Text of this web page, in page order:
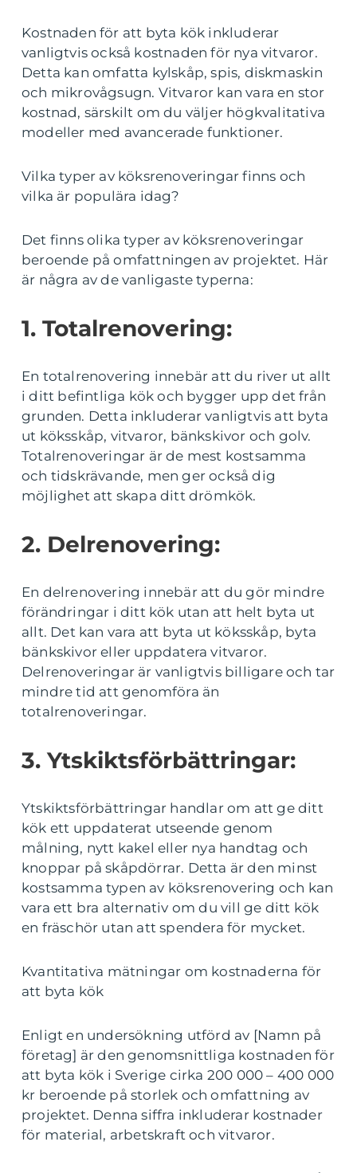
Kostnaden för att byta kök inkluderar
vanligtvis också kostnaden för nya vitvaror.
Detta kan omfatta kylskåp, spis, diskmaskin
och mikrovågsugn. Vitvaror kan vara en stor
kostnad, särskilt om du väljer högkvalitativa
modeller med avancerade funktioner.
Vilka typer av köksrenoveringar finns och
vilka är populära idag?
Det finns olika typer av köksrenoveringar
beroende på omfattningen av projektet. Här
är några av de vanligaste typerna:
1. Totalrenovering:
En totalrenovering innebär att du river ut allt
i ditt befintliga kök och bygger upp det från
grunden. Detta inkluderar vanligtvis att byta
ut köksskåp, vitvaror, bänkskivor och golv.
Totalrenoveringar är de mest kostsamma
och tidskrävande, men ger också dig
möjlighet att skapa ditt drömkök.
2. Delrenovering:
En delrenovering innebär att du gör mindre
förändringar i ditt kök utan att helt byta ut
allt. Det kan vara att byta ut köksskåp, byta
bänkskivor eller uppdatera vitvaror.
Delrenoveringar är vanligtvis billigare och tar
mindre tid att genomföra än
totalrenoveringar.
3. Ytskiktsförbättringar:
Ytskiktsförbättringar handlar om att ge ditt
kök ett uppdaterat utseende genom
målning, nytt kakel eller nya handtag och
knoppar på skåpdörrar. Detta är den minst
kostsamma typen av köksrenovering och kan
vara ett bra alternativ om du vill ge ditt kök
en fräschör utan att spendera för mycket.
Kvantitativa mätningar om kostnaderna för
att byta kök
Enligt en undersökning utförd av [Namn på
företag] är den genomsnittliga kostnaden för
att byta kök i Sverige cirka 200 000 – 400 000
kr beroende på storlek och omfattning av
projektet. Denna siffra inkluderar kostnader
för material, arbetskraft och vitvaror.